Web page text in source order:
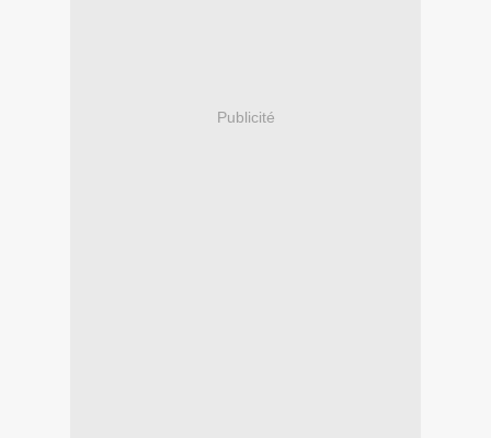
Publicité